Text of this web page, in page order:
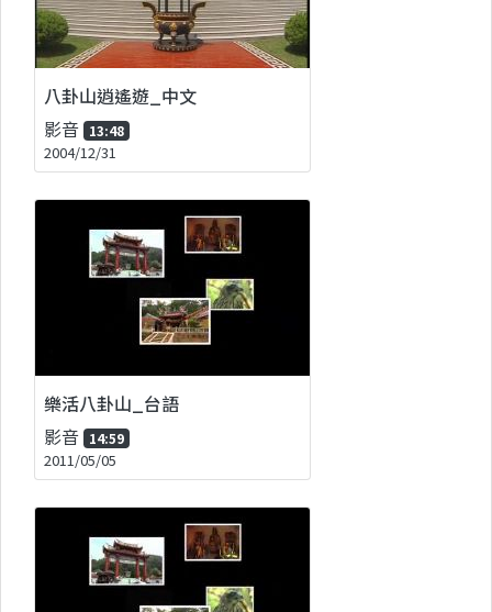
八卦山逍遙遊_中文
影音 13:48
2004/12/31
樂活八卦山_台語
影音 14:59
2011/05/05